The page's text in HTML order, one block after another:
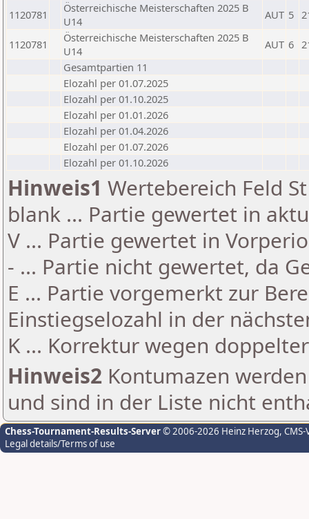
1120781
Österreichische Meisterschaften 2025 B
U14
AUT 5
1120781
Österreichische Meisterschaften 2025 B
U14
AUT 6
Gesamtpartien 11
Elozahl per 01.07.2025
Elozahl per 01.10.2025
Elozahl per 01.01.2026
Elozahl per 01.04.2026
Elozahl per 01.07.2026
Elozahl per 01.10.2026
Hinweis1 Wertebereich Feld
blank ... Partie gewertet in
V ... Partie gewertet in
- ... Partie nicht gewertet, da
E ... Partie vorgemerkt zur
Einstiegselozahl in der
K ... Korrektur wegen
Hinweis2 Kontumazen
und sind in der Liste nicht
Chess-Tournament-Results-Server© 2006-2026 Heinz Herzog,
Legal details/Terms of use